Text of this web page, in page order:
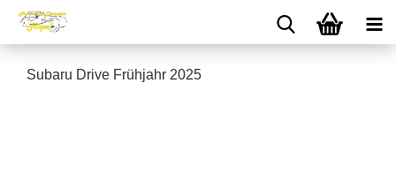
Subaru Drive Frühjahr 2025